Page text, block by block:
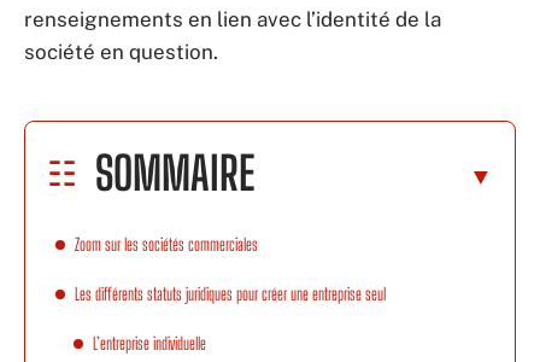
renseignements en lien avec l’identité de la
société en question.
SOMMAIRE
Zoom sur les sociétés commerciales
Les différents statuts juridiques pour créer une entreprise seul
L’entreprise individuelle